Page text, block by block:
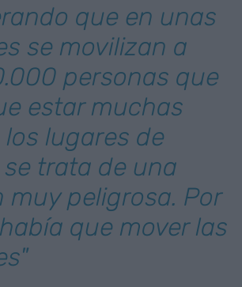
que en unas
se movilizan a
personas que
estar muchas
lugares de
trata de una
muy peligrosa. Por
que mover las